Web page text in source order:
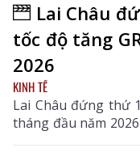
Lai Châu
tốc độ tăng
2026
KINH TẾ
Lai Châu đứng thứ
tháng đầu năm 2026